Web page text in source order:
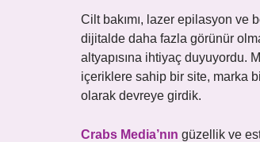
Cilt bakımı, lazer epilasyon
dijitalde daha fazla görünür
altyapısına ihtiyaç duyuyordu.
içeriklere sahip bir site, marka
olarak devreye girdik.
Crabs Media’nın güzellik ve